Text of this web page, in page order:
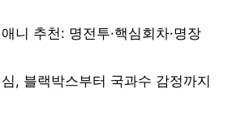
니 추천: 명전투·핵심회차·명장
, 블랙박스부터 국과수 감정까지